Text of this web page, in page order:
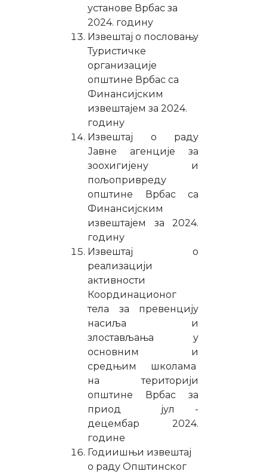
установе Врбас за
2024. годину
Извештај о пословању
Туристичке
организације
општине Врбас са
Финансијским
извештајем за 2024.
годину
Извештај о раду
Јавне агенције за
зоохигијену и
пољопривреду
општине Врбас са
Финансијским
извештајем за 2024.
годину
Извештај о
реализацији
активности
Координационог
тела за превенцију
насиља и
злостављања у
основним и
средњим школама
на територији
општине Врбас за
приод јул -
децембар 2024.
године
Годиишњи извештај
о раду Општинског